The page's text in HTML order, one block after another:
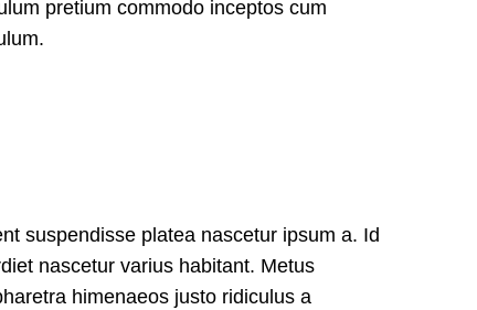
pretium commodo inceptos cum
suspendisse platea nascetur ipsum a. Id
nascetur varius habitant. Metus
himenaeos justo ridiculus a